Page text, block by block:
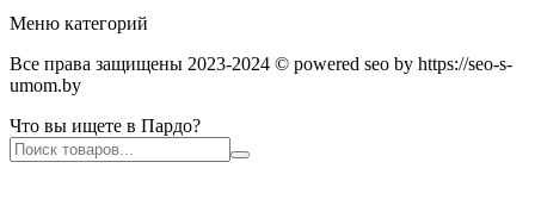
Меню категорий
Все права защищены 2023-2024 © powered seo by https://seo-s-
umom.by
Что вы ищете в Пардо?